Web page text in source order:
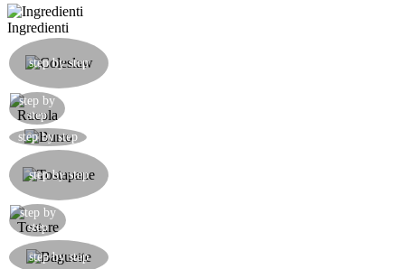
Ingredienti
step by step
step by
step
step by step
step by step
step by
step
step by step